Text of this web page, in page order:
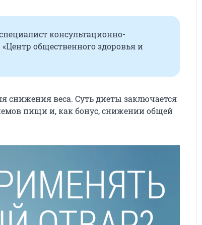
консультационно-
общественного здоровья и
снижения веса. Суть диеты заключается
пищи и, как бонус, снижении общей